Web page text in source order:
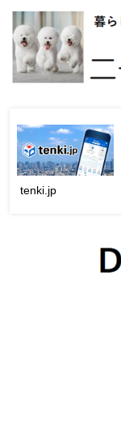
tenki.jp